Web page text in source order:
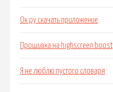
Ок ру скачать приложение
Прошивка на highscreen boost
Я не люблю пустого словаря